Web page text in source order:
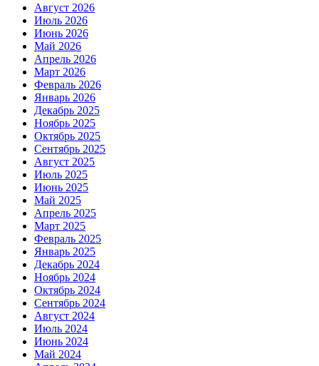
Август 2026
Июль 2026
Июнь 2026
Май 2026
Апрель 2026
Март 2026
Февраль 2026
Январь 2026
Декабрь 2025
Ноябрь 2025
Октябрь 2025
Сентябрь 2025
Август 2025
Июль 2025
Июнь 2025
Май 2025
Апрель 2025
Март 2025
Февраль 2025
Январь 2025
Декабрь 2024
Ноябрь 2024
Октябрь 2024
Сентябрь 2024
Август 2024
Июль 2024
Июнь 2024
Май 2024